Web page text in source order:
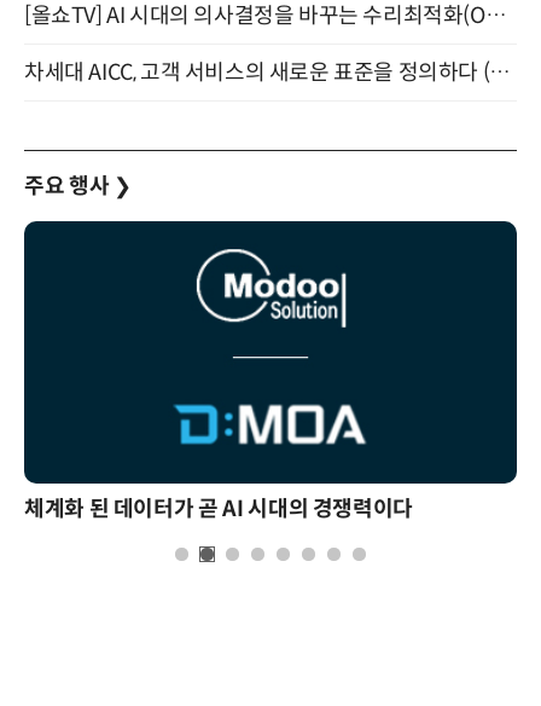
[올쇼TV] AI 시대의 의사결정을 바꾸는 수리최적화(Optimization) 소개 (8/20 생방송)
차세대 AICC, 고객 서비스의 새로운 표준을 정의하다 (9/9)
주요 행사 ❯
체계화 된 데이터가 곧 AI 시대의 경쟁력이다